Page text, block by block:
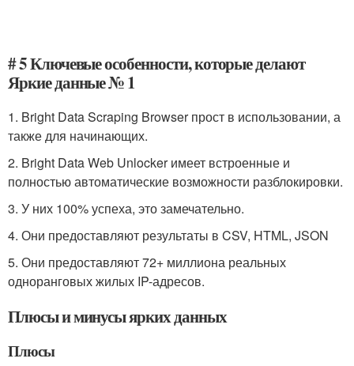
# 5 Ключевые особенности, которые делают
Яркие данные № 1
1. Bright Data Scraping Browser прост в использовании, а
также для начинающих.
2. Bright Data Web Unlocker имеет встроенные и
полностью автоматические возможности разблокировки.
3. У них 100% успеха, это замечательно.
4. Они предоставляют результаты в CSV, HTML, JSON
5. Они предоставляют 72+ миллиона реальных
одноранговых жилых IP-адресов.
Плюсы и минусы ярких данных
Плюсы